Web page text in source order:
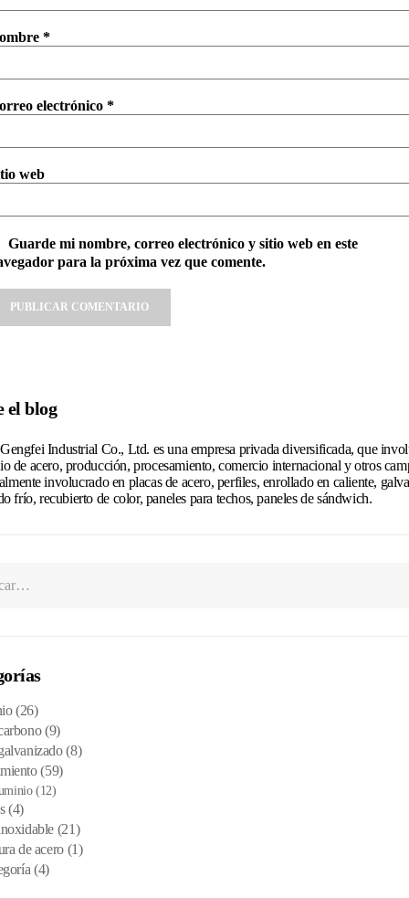
*
electrónico *
web
Guarde mi nombre, correo electrónico y sitio web en este
para la próxima vez que comente.
el blog
Industrial Co., Ltd. es una empresa privada diversificada, que
de acero, producción, procesamiento, comercio internacional y otros
involucrado en placas de acero, perfiles, enrollado en caliente,
frío, recubierto de color, paneles para techos, paneles de sándwich.
(26)
(9)
(8)
(59)
(12)
(4)
(21)
de acero(1)
(4)